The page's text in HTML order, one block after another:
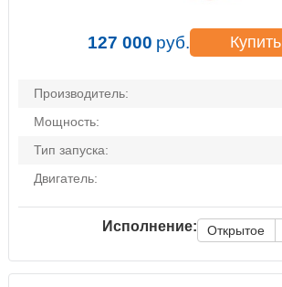
127 000 руб. Купить
Производитель:
Мощность:
Тип запуска:
Двигатель:
Исполнение: Открытое